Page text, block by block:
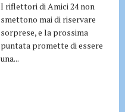
I riflettori di Amici 24 non
smettono mai di riservare
sorprese, e la prossima
puntata promette di essere
una...